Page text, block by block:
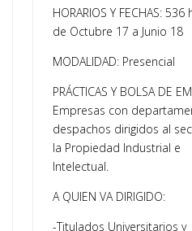
HORARIOS Y FECHAS: 536
de Octubre 17 a Junio 18
MODALIDAD: Presencial
PRÁCTICAS Y BOLSA DE
Empresas con
despachos dirigidos al
la Propiedad Industrial e
Intelectual.
A QUIEN VA DIRIGIDO:
-Titulados Universitarios y